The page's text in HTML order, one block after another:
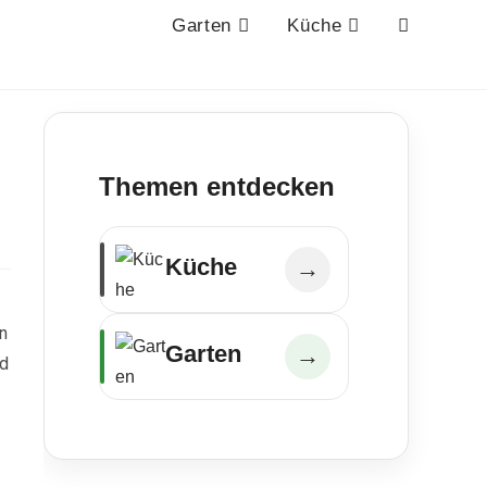
Garten Küche
Website-
Themen entdecken
Küche →
Garten →